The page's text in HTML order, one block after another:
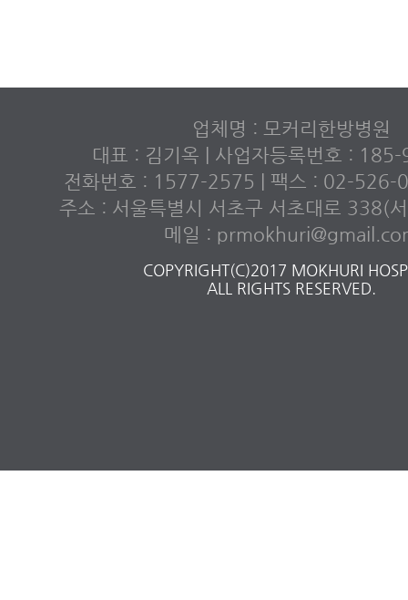
업체명 : 모커리한방병원
대표 : 김기옥 | 사업자등록번호 :
전화번호 : 1577-2575 | 팩스 : 02-526-
주소 : 서울특별시 서초구 서초대로 338(
메일 :
COPYRIGHT(C)2017 MOKHURI
ALL RIGHTS RESERVED.